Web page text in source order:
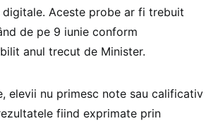
Aceste probe ar fi trebuit
de pe 9 iunie conform
anul trecut de Minister.
elevii nu primesc note sau calificativ
fiind exprimate prin